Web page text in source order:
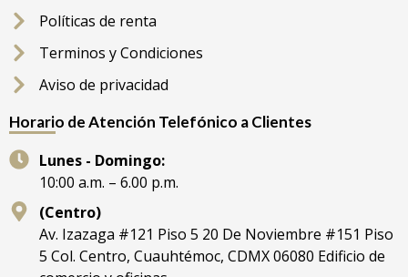
Políticas de renta
Terminos y Condiciones
Aviso de privacidad
Horario de Atención Telefónico a Clientes
Lunes - Domingo:
10:00 a.m. – 6.00 p.m.
(Centro)
Av. Izazaga #121 Piso 5 20 De Noviembre #151 Piso
5 Col. Centro, Cuauhtémoc, CDMX 06080 Edificio de